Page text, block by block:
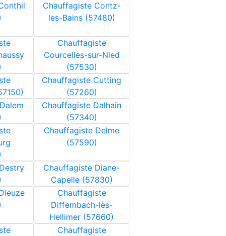
Chauffagiste Contz-
les-Bains (57480)
Chauffagiste
Courcelles-sur-Nied
(57530)
Chauffagiste Cutting
(57260)
Chauffagiste Dalhain
(57340)
Chauffagiste Delme
(57590)
Chauffagiste Diane-
Capelle (57830)
Chauffagiste
Diffembach-lès-
Hellimer (57660)
Chauffagiste